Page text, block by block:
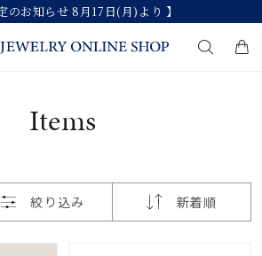
のお知らせ 8月17日(月)より 】
#エタニティ
レス
Items
絞り込み 新着順